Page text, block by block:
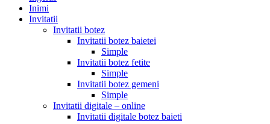
Inimi
Invitatii
Invitatii botez
Invitatii botez baietei
Simple
Invitatii botez fetite
Simple
Invitatii botez gemeni
Simple
Invitatii digitale – online
Invitatii digitale botez baieti